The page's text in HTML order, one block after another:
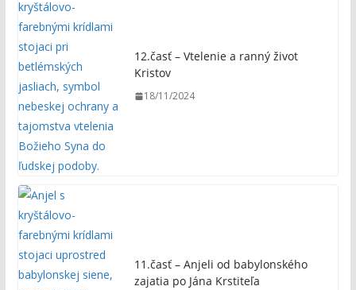
12.časť – Vtelenie a ranný život
Kristov
18/11/2024
11.časť – Anjeli od babylonského
zajatia po Jána Krstiteľa